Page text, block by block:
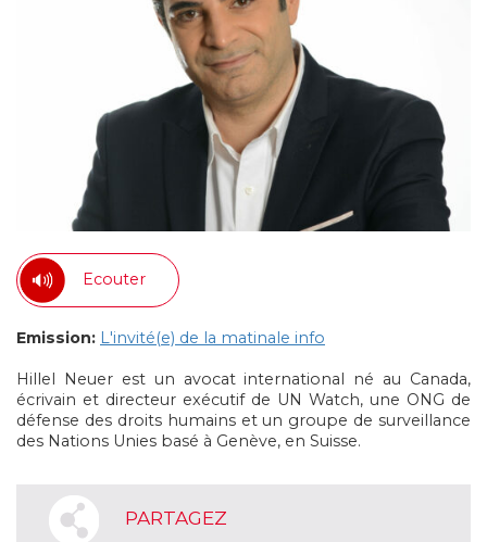
Ecouter
Emission: L'invité(e) de la matinale info
Hillel Neuer est un avocat international né au Canada,
écrivain et directeur exécutif de UN Watch, une ONG de
défense des droits humains et un groupe de surveillance
des Nations Unies basé à Genève, en Suisse.
PARTAGEZ